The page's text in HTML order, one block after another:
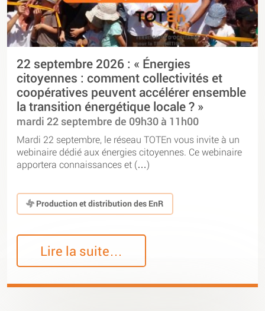
22 septembre 2026 : « Énergies
citoyennes : comment collectivités et
coopératives peuvent accélérer ensemble
la transition énergétique locale ? »
mardi 22 septembre de 09h30 à 11h00
Mardi 22 septembre, le réseau TOTEn vous invite à un
webinaire dédié aux énergies citoyennes. Ce webinaire
apportera connaissances et (…)
Production et distribution des EnR
Lire la suite…